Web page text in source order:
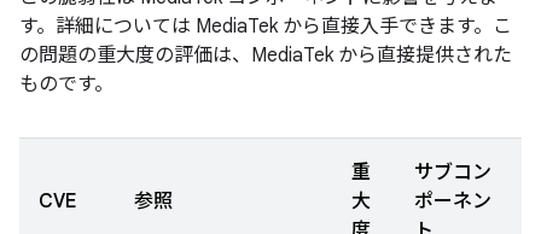
す。詳細については MediaTek から直接入手できます。こ
の問題の重大度の評価は、MediaTek から直接提供された
ものです。
CVE 参照
重
大
サブコン
ポーネン